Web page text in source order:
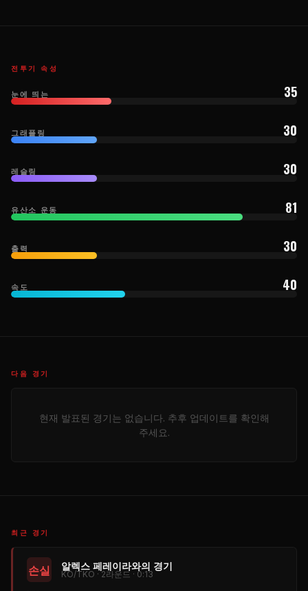
전투기 속성
눈에 띄는 35
그래플링 30
레슬링 30
유산소 운동 81
출력 30
속도 40
다음 경기
현재 발표된 경기는 없습니다. 추후 업데이트를 확인해
주세요.
최근 경기
손실 알렉스 페레이라와의 경기
KO/TKO · 2라운드 · 0:13